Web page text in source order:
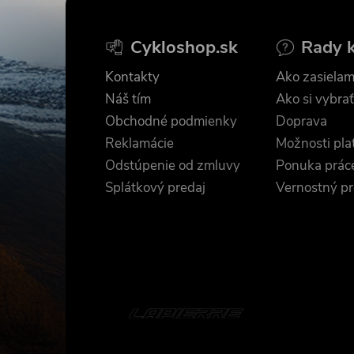
á
p
ä
Cykloshop.sk
Kontakty
Náš tím
Obchodné podmienky
Reklamácie
Odstúpenie od zmluvy
Splátkový predaj
Rady
Ako
Ako si
Doprava
Možnosti
Ponuka
Vernostný